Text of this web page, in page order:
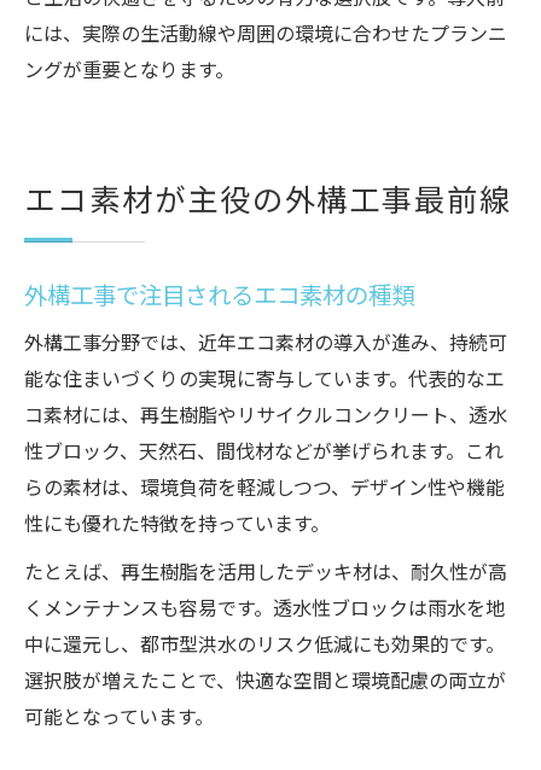
には、実際の生活動線や周囲の環境に合わせたプランニ
ングが重要となります。
エコ素材が主役の外構工事最前線
外構工事で注目されるエコ素材の種類
外構工事分野では、近年エコ素材の導入が進み、持続可
能な住まいづくりの実現に寄与しています。代表的なエ
コ素材には、再生樹脂やリサイクルコンクリート、透水
性ブロック、天然石、間伐材などが挙げられます。これ
らの素材は、環境負荷を軽減しつつ、デザイン性や機能
性にも優れた特徴を持っています。
たとえば、再生樹脂を活用したデッキ材は、耐久性が高
くメンテナンスも容易です。透水性ブロックは雨水を地
中に還元し、都市型洪水のリスク低減にも効果的です。
選択肢が増えたことで、快適な空間と環境配慮の両立が
可能となっています。